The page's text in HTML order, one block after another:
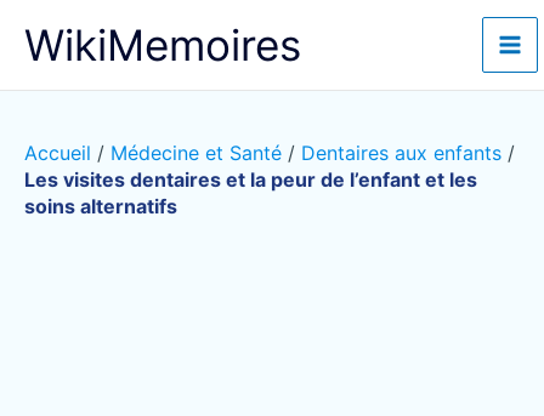
WikiMemoires
Accueil / Médecine et Santé / Dentaires aux enfants /
Les visites dentaires et la peur de l’enfant et les
soins alternatifs